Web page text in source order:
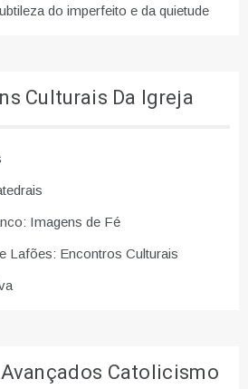
do imperfeito e da quietude
Culturais Da Igreja
Imagens de Fé
Lafões: Encontros Culturais
Catolicismo